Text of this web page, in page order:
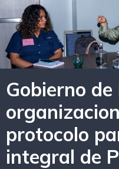
Gobierno
protocolo
integral de